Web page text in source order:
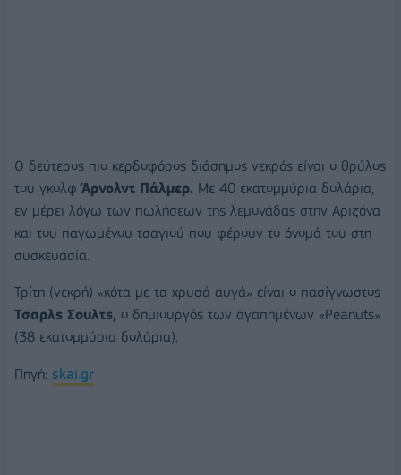
Ο δεύτερος πιο κερδοφόρος διάσημος νεκρός είναι ο θρύλος
του γκολφΆρνολντ Πάλμερ. Με 40 εκατομμύρια δολάρια,
εν μέρει λόγω των πωλήσεων της λεμονάδας στην Αριζόνα
και του παγωμένου τσαγιού που φέρουν το όνομά του στη
συσκευασία.
Τρίτη (νεκρή) «κότα με τα χρυσά αυγά» είναι ο πασίγνωστος
Τσαρλς Σουλτς, ο δημιουργός των αγαπημένων «Peanuts»
(38 εκατομμύρια δολάρια).
Πηγή: skai.gr